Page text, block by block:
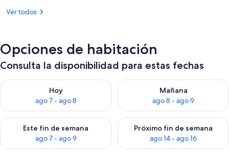
Ver todos
Opciones de habitación
Consulta la disponibilidad para estas fechas
Hoy
ago 7 - ago 8
Consulta la disponibilidad para hoy ago 7 - ago 8
Mañana
ago 8 - ago 9
Consulta la disponibilidad
Este fin de semana
ago 7 - ago 9
Consulta la disponibilidad para este fin de semana ago 7 -
Próximo fin de semana
ago 14 - ago 16
Consulta la disponibilidad